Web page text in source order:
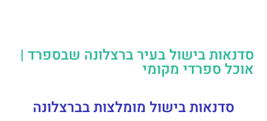
סדנאות בישול בעיר ברצלונה שבספרד |
אוכל ספרדי מקומי
סדנאות בישול מומלצות בברצלונה